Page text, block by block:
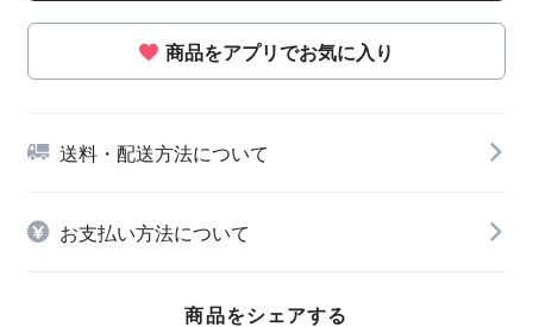
商品をアプリでお気に入り
送料・配送方法について
お支払い方法について
商品をシェアする